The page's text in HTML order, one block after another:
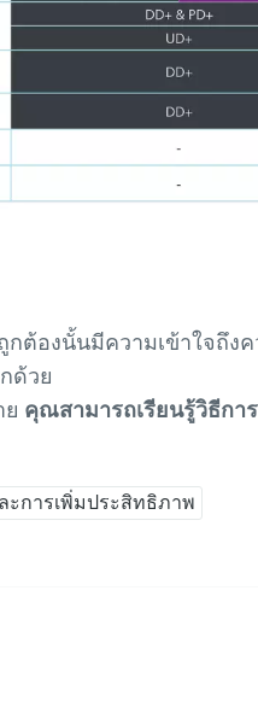
ต้องนั้นมีความเข้าใจถึงค
ด้วย
คุณสามารถเรียนรู้วิธีกา
ะการเพิ่มประสิทธิภาพ